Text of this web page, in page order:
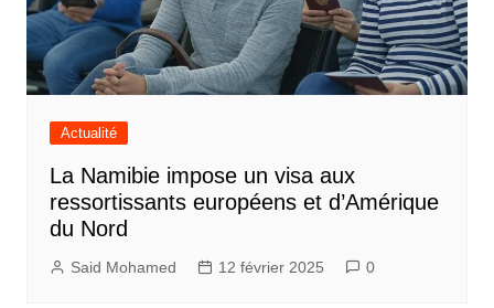
Actualité
La Namibie impose un visa aux
ressortissants européens et d’Amérique
du Nord
Said Mohamed 12 février 2025 0